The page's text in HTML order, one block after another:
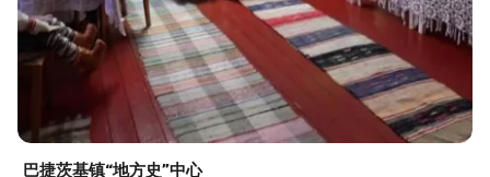
巴捷茨基镇“地方史”中心